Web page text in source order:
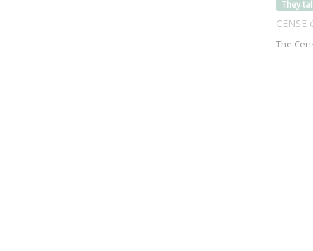
They
The